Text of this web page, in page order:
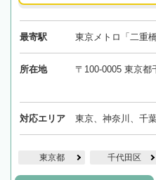
最寄駅 東京メトロ「二重
所在地 〒100-0005 東京都
対応エリア 東京、神奈川、千
東京都 千代田区